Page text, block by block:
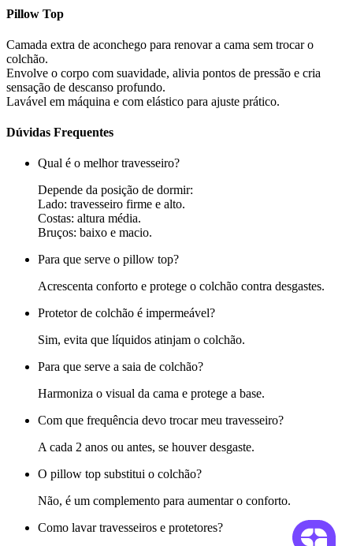
Pillow Top
Camada extra de aconchego para renovar a cama sem trocar o
colchão.
Envolve o corpo com suavidade, alivia pontos de pressão e cria
sensação de descanso profundo.
Lavável em máquina e com elástico para ajuste prático.
Dúvidas Frequentes
Qual é o melhor travesseiro?
Depende da posição de dormir:
Lado: travesseiro firme e alto.
Costas: altura média.
Bruços: baixo e macio.
Para que serve o pillow top?
Acrescenta conforto e protege o colchão contra desgastes.
Protetor de colchão é impermeável?
Sim, evita que líquidos atinjam o colchão.
Para que serve a saia de colchão?
Harmoniza o visual da cama e protege a base.
Com que frequência devo trocar meu travesseiro?
A cada 2 anos ou antes, se houver desgaste.
O pillow top substitui o colchão?
Não, é um complemento para aumentar o conforto.
Como lavar travesseiros e protetores?